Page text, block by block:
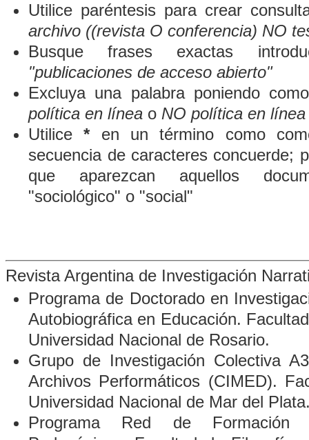
Utilice paréntesis para crear
archivo ((revista O conferencia) NO
Busque frases exactas
"publicaciones de acceso abierto"
Excluya una palabra poniendo
política en línea o NO política en línea
Utilice* en un término como
secuencia de caracteres concuerde;
que aparezcan aquellos
"sociológico" o "social"
Revista Argentina de Investigación
Programa de Doctorado en
Autobiográfica en Educación.
Universidad Nacional de Rosario.
Grupo de Investigación Colectiva
Archivos Performáticos (CIMED).
Universidad Nacional de Mar del
Programa Red de Formación